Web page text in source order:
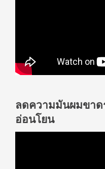
ลดความมันผมขาด
อ่อนโยน